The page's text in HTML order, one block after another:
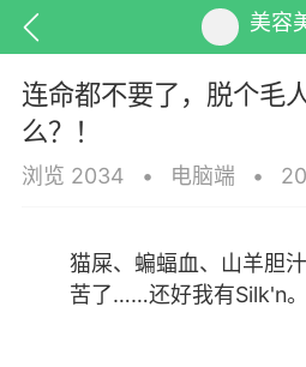
美容
连命都不要了，脱个毛
么？！
浏览 2034 • 电脑端 •
猫屎、蝙蝠血、山羊胆
苦了……还好我有Silk'n。